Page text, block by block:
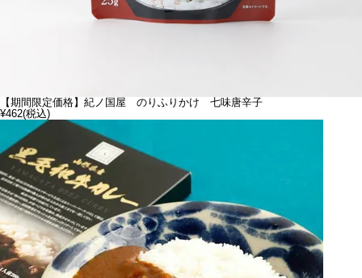
【期間限定価格】紀ノ国屋 のりふりかけ 七味唐辛子
¥462(税込)